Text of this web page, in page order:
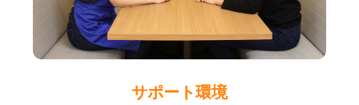
サポート環境